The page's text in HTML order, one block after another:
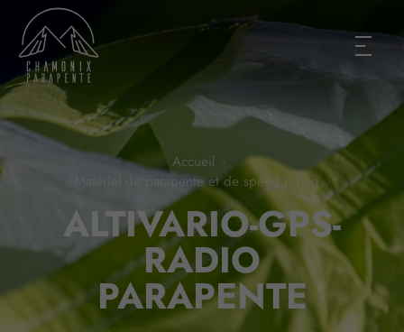
Accueil
Matériel de parapente et de speed riding
ALTIVARIO-GPS-
RADIO
PARAPENTE